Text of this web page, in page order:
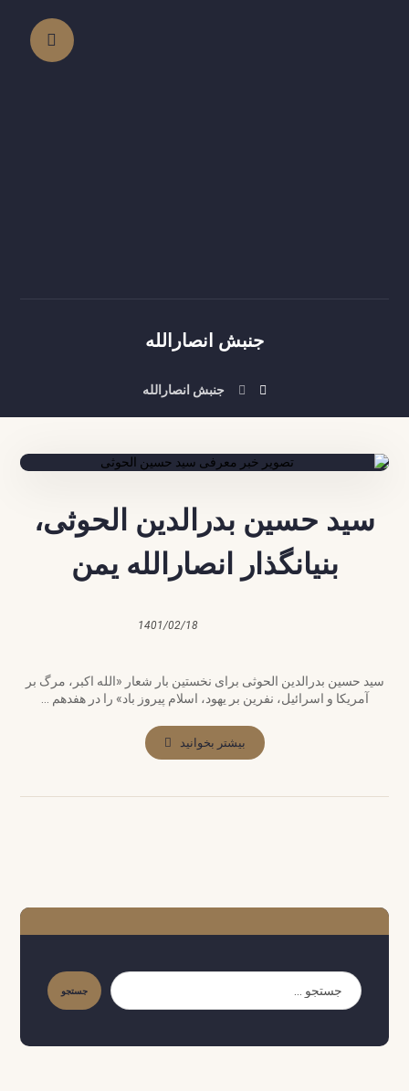
جنبش انصارالله
جنبش انصارالله
سید حسین بدرالدین الحوثی،
بنیانگذار انصارالله یمن
1401/02/18
سید حسین بدرالدین الحوثی برای نخستین بار شعار «الله اکبر، مرگ بر
آمریکا و اسرائیل، نفرین بر یهود، اسلام پیروز باد» را در هفدهم ...
بیشتر بخوانید